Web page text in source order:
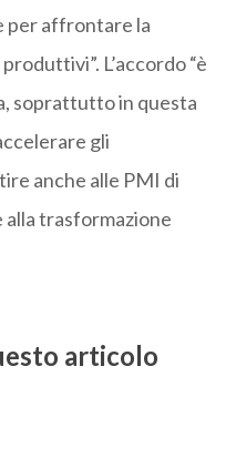
per affrontare la
L’accordo “è
soprattutto in questa
gli
anche alle PMI di
trasformazione
articolo